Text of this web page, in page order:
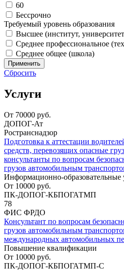
60
Бессрочно
Требуемый уровень образования
Высшее (институт,
Среднее профессиональное
Среднее общее (школа)
Применить
Сбросить
Услуги
От 70000 руб.
ДОПОГ-Ат
Ространснадзор
Подготовка к аттестации
средств, перевозящих опасные
консультанты по вопросам
грузов автомобильным
Информационно-образовательные
От 10000 руб.
ПК-ДОПОГ-КБПОГАТМП
78
ФИС ФРДО
Консультант по вопросам
грузов автомобильным
международных автомобильных
Повышение квалификации
От 10000 руб.
ПК-ДОПОГ-КБПОГАТМП-С